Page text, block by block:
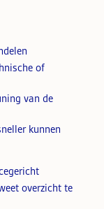
of
van de
kunnen
overzicht te